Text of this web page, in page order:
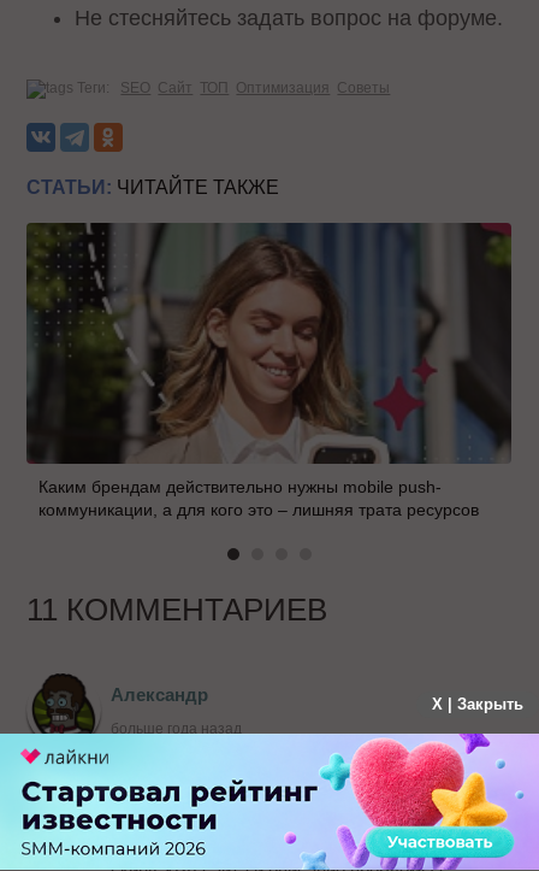
Не стесняйтесь задать вопрос на форуме.
Теги: SEO Сайт ТОП Оптимизация Советы
СТАТЬИ: ЧИТАЙТЕ ТАКЖЕ
Каким брендам действительно нужны mobile push-
коммуникации, а для кого это – лишняя трата ресурсов
11 КОММЕНТАРИЕВ
Александр
больше года назад
Добрый день Александр. Во-первых спасибо за
статью-хороший материал и правдивый. Во-
вторых можно ли Вам задать вопрос по своему
сайту, видел в комментариях адрес почты
doctor@siteclinic.ru
, Вы не против если на него
X | Закрыть